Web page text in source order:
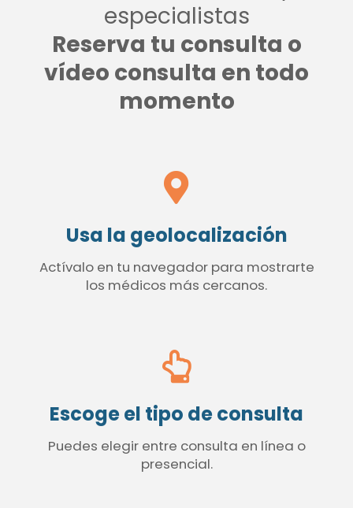
especialistas
Reserva tu consulta o
vídeo consulta en todo
momento
Usa la geolocalización
Actívalo en tu navegador para mostrarte
los médicos más cercanos.
Escoge el tipo de consulta
Puedes elegir entre consulta en línea o
presencial.